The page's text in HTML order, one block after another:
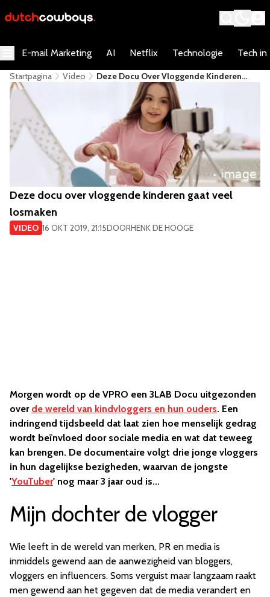
E-mail Marketing AI Netflix Technologie Tech in
Startpagina Video
Deze Docu Over Vloggende Kinderen
Gaat Veel Losmaken
Deze docu over vloggende kinderen gaat veel
losmaken
VIDEO 16 OKT 2019, 21:15DOORHENK DE HOOGE
Morgen wordt op de VPRO een 3LAB Docu uitgezonden
over de wereld van kindvloggers en hun ouders. Een
indringend tijdsbeeld dat laat zien hoe menselijk gedrag
wordt beïnvloed door sociale media en wat dat teweeg
kan brengen. De documentaire volgt drie jonge vloggers
in hun dagelijkse bezigheden, waarvan de jongste
'YouTuber' nog maar 3 jaar oud is...
Mijn dochter de vlogger
Wie leeft in de wereld van merken, PR en media is
inmiddels gewend aan de aanwezigheid van bloggers,
vloggers en influencers. Soms verguist maar langzaam raakt
men gewend aan het gegeven dat de media verandert en